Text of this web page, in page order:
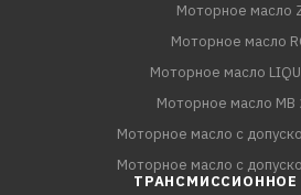
Моторное масло
Моторное масло
Моторное масло
Моторное масло MB
Моторное масло с
Моторное масло с